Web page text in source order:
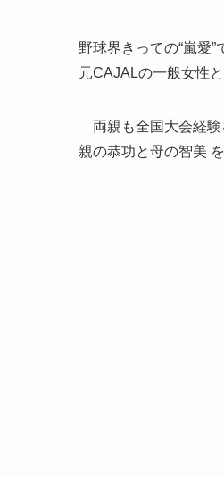
野球界きっての“嵐愛
元CAJALの一般女性
両親も全国大会経験
親の恭功と母の智美